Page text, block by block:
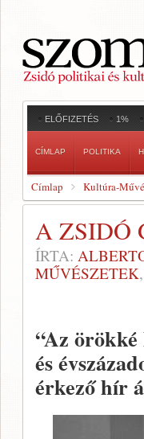
ELŐFIZETÉS 1%
CÍMLAP POLITIKA
Címlap Kultúra-
A ZSIDÓ
ÍRTA:
MŰVÉSZETEK,
“Az
és
érkező hír